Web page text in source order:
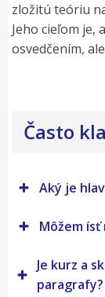
zložitú teóriu
Jeho cieľom je,
osvedčením,
Často
Aký je
Môžem ísť
Je kurz a
paragrafy?